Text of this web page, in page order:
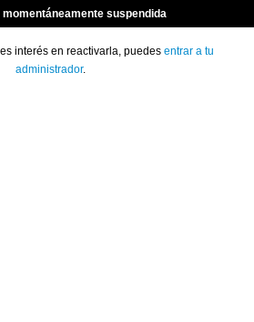
momentáneamente suspendida
interés en reactivarla, puedes entrar a tu
administrador.